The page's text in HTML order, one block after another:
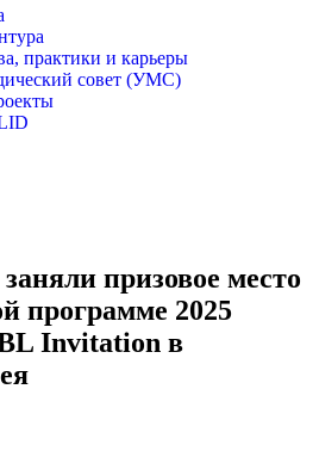
практики и карьеры
совет (УМС)
призовое место
программе 2025
Invitation в